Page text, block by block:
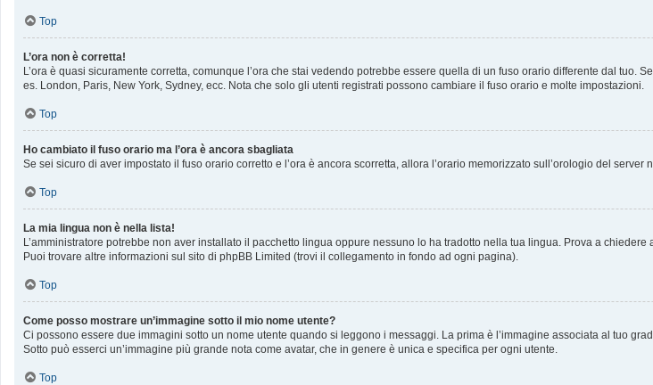
Top
L’ora non è corretta!
L’ora è quasi sicuramente corretta, comunque l’ora che stai vedendo potrebbe essere quella di un fuso orario differente dal
es. London, Paris, New York, Sydney, ecc. Nota che solo gli utenti registrati possono cambiare il fuso orario e molte impostazioni.
Top
Ho cambiato il fuso orario ma l’ora è ancora sbagliata
Se sei sicuro di aver impostato il fuso orario corretto e l’ora è ancora scorretta, allora l’orario memorizzato sull’orologio del
Top
La mia lingua non è nella lista!
L’amministratore potrebbe non aver installato il pacchetto lingua oppure nessuno lo ha tradotto nella tua lingua. Prova a
Puoi trovare altre informazioni sul sito di phpBB Limited (trovi il collegamento in fondo ad ogni pagina).
Top
Come posso mostrare un’immagine sotto il mio nome utente?
Ci possono essere due immagini sotto un nome utente quando si leggono i messaggi. La prima è l’immagine associata al tuo
Sotto può esserci un’immagine più grande nota come avatar, che in genere è unica e specifica per ogni utente.
Top